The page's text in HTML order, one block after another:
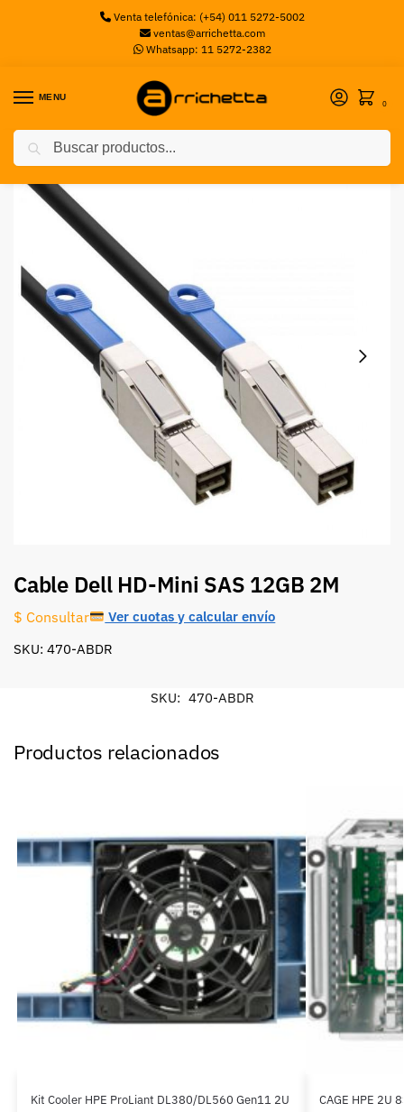
Venta telefónica: (+54) 011 5272-5002
ventas@arrichetta.com
Whatsapp: 11 5272-2382
MENU
0
Inicio Accesorios Servers / Cable Dell HD-Mini SAS 12GB 2M
Cable Dell HD-Mini SAS 12GB 2M
$ Consultar Ver cuotas y calcular envío
SKU: 470-ABDR
SKU: 470-ABDR
Productos relacionados
Kit Cooler HPE ProLiant DL380/DL560 Gen11 2U CAGE HPE 2U